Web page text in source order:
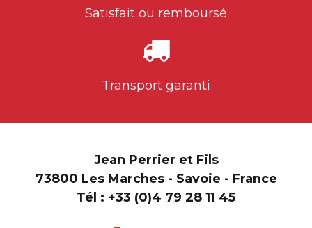
Satisfait ou remboursé
Transport garanti
Jean Perrier et Fils
73800 Les Marches - Savoie - France
Tél : +33 (0)4 79 28 11 45